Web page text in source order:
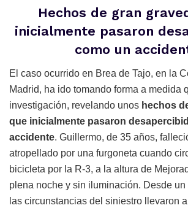
Hechos de gran
inicialmente pasaron
como un
El caso ocurrido en Brea de Tajo, en la
Madrid, ha ido tomando forma a medida
investigación, revelando unos hechos
que inicialmente pasaron
accidente. Guillermo, de 35 años,
atropellado por una furgoneta cuando
bicicleta por la R-3, a la altura de
plena noche y sin iluminación. Desde un
las circunstancias del siniestro llevaron